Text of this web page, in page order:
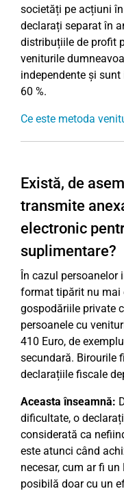
societăți pe acțiuni
declarați separat în
distribuțiile de profit
veniturile
independente și
60 %.
Ce este metoda
Există, de
transmite
electronic
suplimentare?
În cazul persoanelor
format tipărit nu mai
gospodăriile private
persoanele cu
410 Euro, de
secundară. Birourile
declarațiile fiscale
Aceasta înseamnă:
dificultate, o
considerată ca
este atunci când
necesar, cum ar fi
posibilă doar cu un